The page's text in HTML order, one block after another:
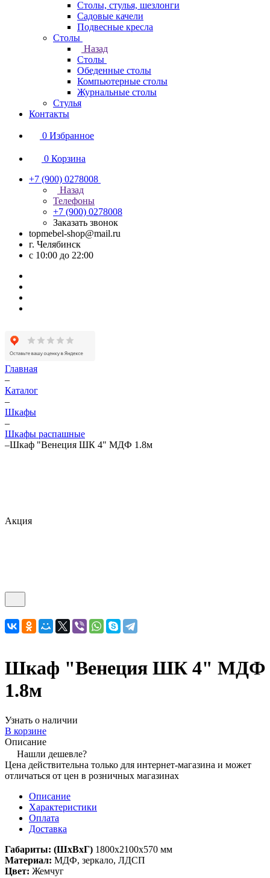
Столы, стулья, шезлонги
Садовые качели
Подвесные кресла
Столы
Назад
Столы
Обеденные столы
Компьютерные столы
Журнальные столы
Стулья
Контакты
0 Избранное
0 Корзина
+7 (900) 0278008
Назад
Телефоны
+7 (900) 0278008
Заказать звонок
topmebel-shop@mail.ru
г. Челябинск
с 10:00 до 22:00
Главная
–
Каталог
–
Шкафы
–
Шкафы распашные
–Шкаф "Венеция ШК 4" МДФ 1.8м
Акция
Шкаф "Венеция ШК 4" МДФ
1.8м
Узнать о наличии
В корзине
Описание
Нашли дешевле?
Цена действительна только для интернет-магазина и может
отличаться от цен в розничных магазинах
Описание
Характеристики
Оплата
Доставка
Габариты: (ШхВхГ) 1800х2100х570 мм
Материал: МДФ, зеркало, ЛДСП
Цвет: Жемчуг